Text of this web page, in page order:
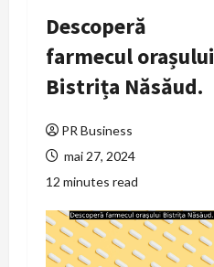
Descoperă
farmecul orașului
Bistrița Năsăud.
PR Business
mai 27, 2024
12 minutes read